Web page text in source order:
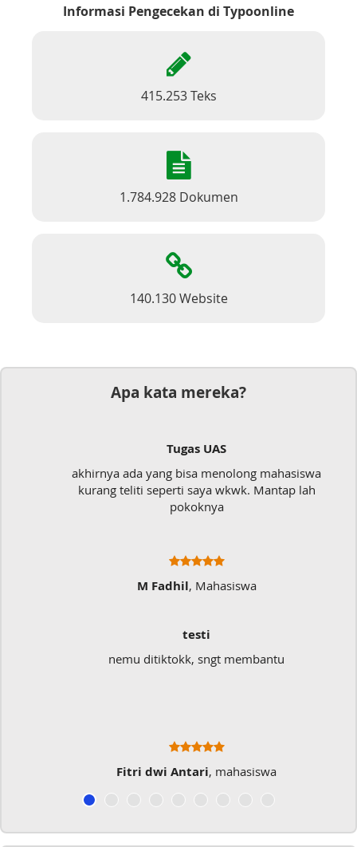
Informasi Pengecekan di Typoonline
415.253 Teks
1.784.928 Dokumen
140.130 Website
Apa kata mereka?
Tugas UAS
akhirnya ada yang bisa menolong mahasiswa
kurang teliti seperti saya wkwk. Mantap lah
pokoknya
M Fadhil, Mahasiswa
testi
nemu ditiktokk, sngt membantu
Fitri dwi Antari, mahasiswa